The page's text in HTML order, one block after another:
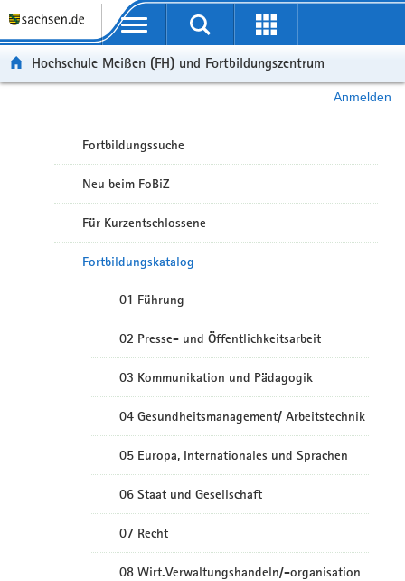
Portalübergreifende Navigation
Hochschule Meißen (FH) und Fortbildungszentrum
Anmelden
Fortbildungssuche
Neu beim FoBiZ
Für Kurzentschlossene
Fortbildungskatalog
01 Führung
02 Presse- und Öffentlichkeitsarbeit
03 Kommunikation und Pädagogik
04 Gesundheitsmanagement/ Arbeitstechnik
05 Europa, Internationales und Sprachen
06 Staat und Gesellschaft
07 Recht
08 Wirt.Verwaltungshandeln/-organisation